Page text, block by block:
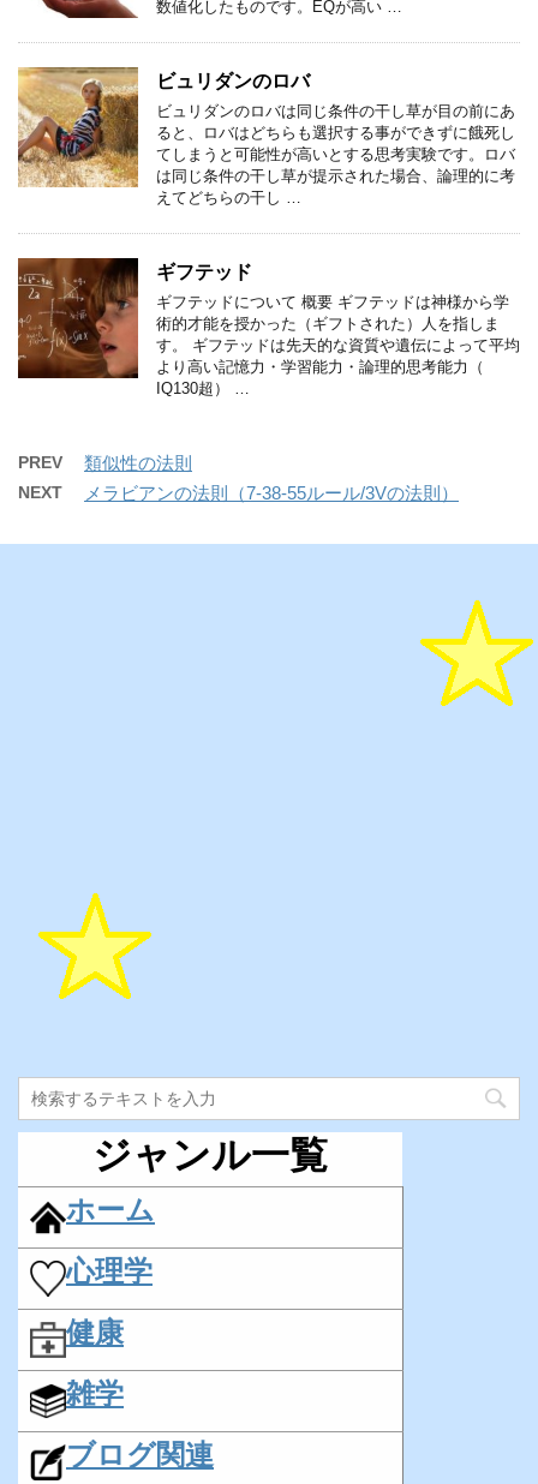
数値化したものです。EQが高い …
ビュリダンのロバ
ビュリダンのロバは同じ条件の干し草が目の前にあ
ると、ロバはどちらも選択する事ができずに餓死し
てしまうと可能性が高いとする思考実験です。ロバ
は同じ条件の干し草が提示された場合、論理的に考
えてどちらの干し …
ギフテッド
ギフテッドについて 概要 ギフテッドは神様から学
術的才能を授かった（ギフトされた）人を指しま
す。 ギフテッドは先天的な資質や遺伝によって平均
より高い記憶力・学習能力・論理的思考能力（
IQ130超） …
PREV 類似性の法則
NEXT メラビアンの法則（7-38-55ルール/3Vの法則）
ジャンル一覧
ホーム
心理学
健康
雑学
ブログ関連